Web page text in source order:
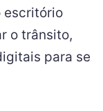
escritório
o trânsito,
para se